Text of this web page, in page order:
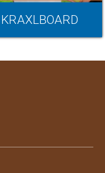
KRAXLBOARD